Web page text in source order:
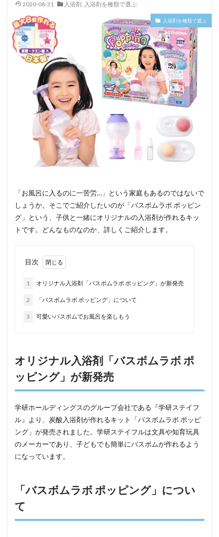
2020-08-31 入浴剤, 入浴剤を種類で選ぶ
入浴剤を種類で選ぶ
「お風呂に入るのに一苦労…」という家庭もあるのではないで
しょうか。そこでご紹介したいのが「バスボムラボ ポッピン
グ」という、子供と一緒にオリジナルの入浴剤が作れるキッ
トです。どんなものなのか、詳しくご紹介します。
目次
1 オリジナル入浴剤「バスボムラボ ポッピング」が新発売
2 「バスボムラボ ポッピング」について
3 可愛いバスボムでお風呂を楽しもう
オリジナル入浴剤「バスボムラボ ポ
ッピング」が新発売
学研ホールディングスのグループ会社である『学研ステイフ
ル』より、炭酸入浴剤が作れるキット「バスボムラボ ポッピ
ング」が発売されました。学研ステイフルは文具や知育玩具
のメーカーであり、子どもでも簡単にバスボムが作れるよう
になっています。
「バスボムラボ ポッピング」につい
て